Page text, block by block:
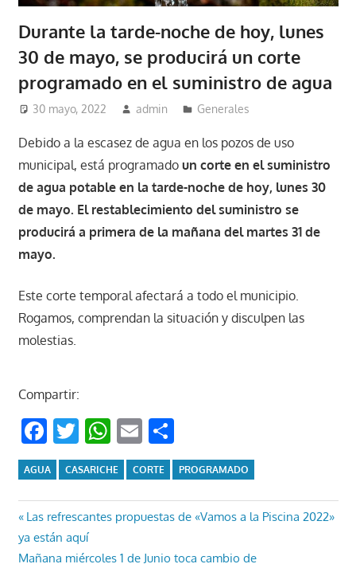
Durante la tarde-noche de hoy, lunes
30 de mayo, se producirá un corte
programado en el suministro de agua
30 mayo, 2022 admin Generales
Debido a la escasez de agua en los pozos de uso
municipal, está programado un corte en el suministro
de agua potable en la tarde-noche de hoy, lunes 30
de mayo. El restablecimiento del suministro se
producirá a primera de la mañana del martes 31 de
mayo.
Este corte temporal afectará a todo el municipio.
Rogamos, comprendan la situación y disculpen las
molestias.
Compartir:
Facebook
Twitter
WhatsApp
EmailCompartir
AGUA CASARICHE CORTE PROGRAMADO
Navegación
de
Entrada
anterior:
Las refrescantes propuestas de «Vamos a la Piscina 2022»
ya están aquí
Entrada
Mañana miércoles 1 de Junio toca cambio de